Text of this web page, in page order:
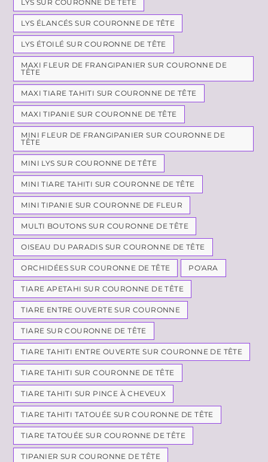
LYS SUR COURONNE DE TÊTE
LYS ÉLANCÉS SUR COURONNE DE TÊTE
LYS ÉTOILÉ SUR COURONNE DE TÊTE
MAXI FLEUR DE FRANGIPANIER SUR COURONNE DE
TÊTE
MAXI TIARE TAHITI SUR COURONNE DE TÊTE
MAXI TIPANIE SUR COURONNE DE TÊTE
MINI FLEUR DE FRANGIPANIER SUR COURONNE DE
TÊTE
MINI LYS SUR COURONNE DE TÊTE
MINI TIARE TAHITI SUR COURONNE DE TÊTE
MINI TIPANIE SUR COURONNE DE FLEUR
MULTI BOUTONS SUR COURONNE DE TÊTE
OISEAU DU PARADIS SUR COURONNE DE TÊTE
ORCHIDÉES SUR COURONNE DE TÊTE PO'ARA
TIARE APETAHI SUR COURONNE DE TÊTE
TIARE ENTRE OUVERTE SUR COURONNE
TIARE SUR COURONNE DE TÊTE
TIARE TAHITI ENTRE OUVERTE SUR COURONNE DE TÊTE
TIARE TAHITI SUR COURONNE DE TÊTE
TIARE TAHITI SUR PINCE À CHEVEUX
TIARE TAHITI TATOUÉE SUR COURONNE DE TÊTE
TIARE TATOUÉE SUR COURONNE DE TÊTE
TIPANIER SUR COURONNE DE TÊTE